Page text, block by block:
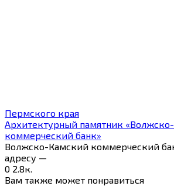
Пермского края
Архитектурный памятник
коммерческий банк»
Волжско-Камский коммерческий
адресу —
0 2.8к.
Вам также может понравиться